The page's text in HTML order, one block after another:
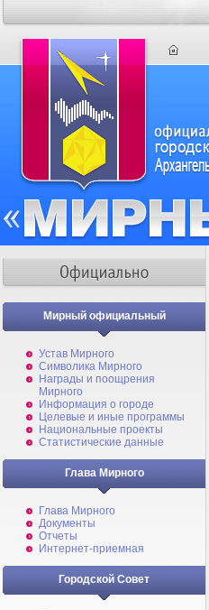
Мирный официальный
Устав Мирного
Символика Мирного
Награды и поощрения
Мирного
Информация о городе
Целевые и иные программы
Национальные проекты
Статистические данные
Глава Мирного
Глава Мирного
Документы
Отчеты
Интернет-приемная
Городской Совет